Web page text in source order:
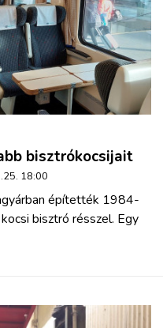
bisztrókocsijait
18:00
építették 1984-
bisztró résszel. Egy